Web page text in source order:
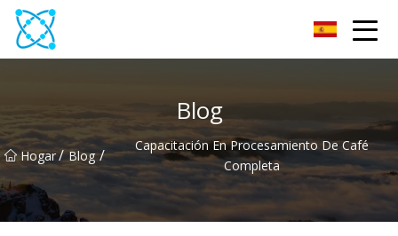
Blog
Hogar/ Blog /
Capacitación En Procesamiento De Café
Completa